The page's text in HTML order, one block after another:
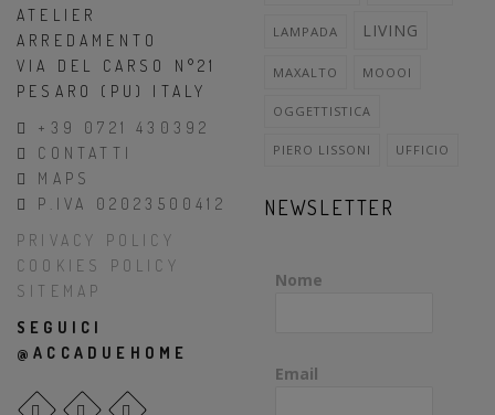
ATELIER
ARREDAMENTO
VIA DEL CARSO N°21
PESARO (PU) ITALY
+39 0721 430392
CONTATTI
MAPS
P.IVA 02023500412
PRIVACY POLICY
COOKIES POLICY
SITEMAP
SEGUICI
@ACCADUEHOME
LAMPADA LIVING
MAXALTO MOOOI
OGGETTISTICA
PIERO LISSONI UFFICIO
NEWSLETTER
Nome
Email